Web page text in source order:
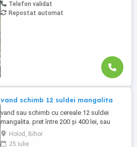
Telefon validat
Repostat automat
vand schimb 12 suldei mangalita
vand sau schimb cu cereale 12 suldei
mangalita. pret între 200 și 400 lei, sau
echivalentul în cereale. pret pt toti 12
bucati, 3000 lei.
Holod, Bihor
25 iulie